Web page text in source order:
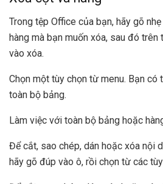
Trong tệp Office của bạn, hãy gõ
hàng mà bạn muốn xóa, sau đó trên
vào xóa.
Chọn một tùy chọn từ menu. Bạn có
toàn bộ bảng.
Làm việc với toàn bộ bảng hoặc
Để cắt, sao chép, dán hoặc xóa nội
hãy gõ đúp vào ô, rồi chọn từ các